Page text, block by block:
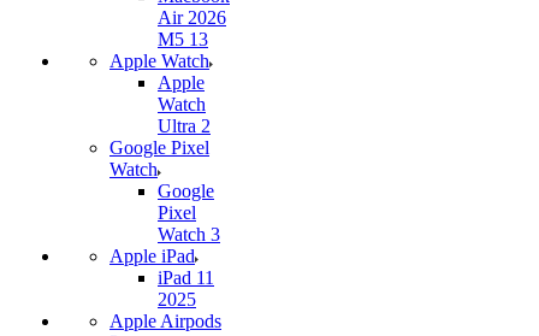
Air 2026
M5 13
Apple Watch
Apple
Watch
Ultra 2
Google Pixel
Watch
Google
Pixel
Watch 3
Apple iPad
iPad 11
2025
Apple Airpods